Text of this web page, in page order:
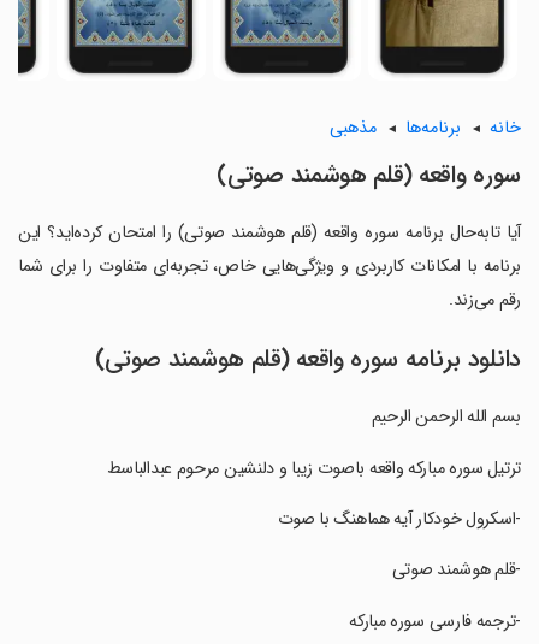
خانه برنامه‌ها مذهبی
سوره واقعه (قلم هوشمند صوتی)
آیا تابه‌حال برنامه سوره واقعه (قلم هوشمند صوتی) را امتحان کرده‌اید؟ این
برنامه با امکانات کاربردی و ویژگی‌هایی خاص، تجربه‌ای متفاوت را برای شما
رقم می‌زند.
دانلود برنامه سوره واقعه (قلم هوشمند صوتی)
بسم الله الرحمن الرحیم
‏ترتیل سوره مبارکه واقعه باصوت زیبا و دلنشین مرحوم عبدالباسط
‏-اسکرول خودکار آیه هماهنگ با صوت
‏-قلم هوشمند صوتی
‏-ترجمه فارسی سوره مبارکه